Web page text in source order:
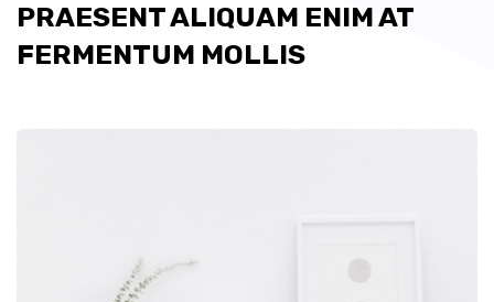
PRAESENT ALIQUAM ENIM AT
FERMENTUM MOLLIS